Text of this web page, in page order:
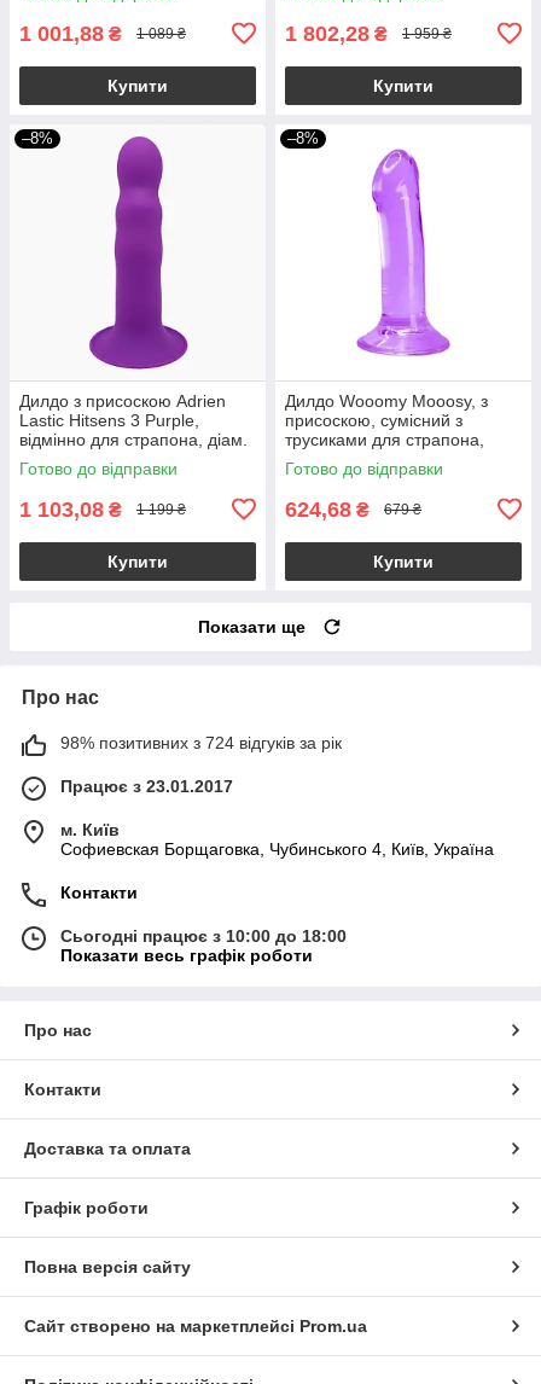
1 001,88 ₴ 1 089 ₴
Купити
1 802,28 ₴ 1 959 ₴
Купити
–8%
Дилдо з присоскою Adrien
Lastic Hitsens 3 Purple,
відмінно для страпона, діам.
4,1см, довжина 18,2см
Готово до відправки
1 103,08 ₴ 1 199 ₴
Купити
–8%
Дилдо Wooomy Mooosy, з
присоскою, сумісний з
трусиками для страпона,
довжина 18 см, діаметр 4,5
см
Готово до відправки
624,68 ₴ 679 ₴
Купити
Показати ще
Про нас
98% позитивних з 724 відгуків за рік
Працює з 23.01.2017
м. Київ
Софиевская Борщаговка, Чубинського 4, Київ, Україна
Контакти
Сьогодні працює з 10:00 до 18:00
Показати весь графік роботи
Про нас
Контакти
Доставка та оплата
Графік роботи
Повна версія сайту
Сайт створено на маркетплейсі Prom.ua